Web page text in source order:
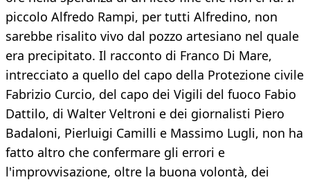
piccolo Alfredo Rampi, per tutti Alfredino, non
sarebbe risalito vivo dal pozzo artesiano nel quale
era precipitato. Il racconto di Franco Di Mare,
intrecciato a quello del capo della Protezione civile
Fabrizio Curcio, del capo dei Vigili del fuoco Fabio
Dattilo, di Walter Veltroni e dei giornalisti Piero
Badaloni, Pierluigi Camilli e Massimo Lugli, non ha
fatto altro che confermare gli errori e
l'improvvisazione, oltre la buona volontà, dei